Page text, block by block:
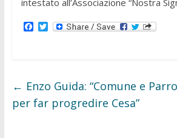
F
o
k
T
r
← Enzo Guida: “Comune e
per far progredire Cesa”